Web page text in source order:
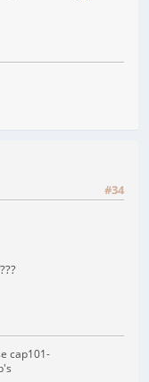
#34
cap101-